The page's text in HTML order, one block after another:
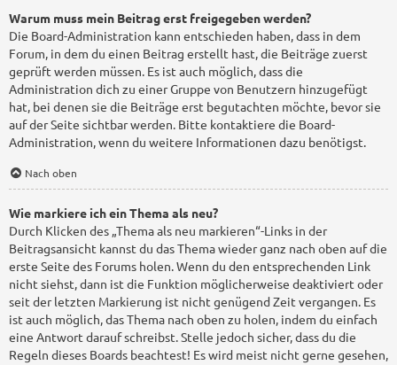
Warum muss mein Beitrag erst freigegeben werden?
Die Board-Administration kann entschieden haben, dass in dem
Forum, in dem du einen Beitrag erstellt hast, die Beiträge zuerst
geprüft werden müssen. Es ist auch möglich, dass die
Administration dich zu einer Gruppe von Benutzern hinzugefügt
hat, bei denen sie die Beiträge erst begutachten möchte, bevor sie
auf der Seite sichtbar werden. Bitte kontaktiere die Board-
Administration, wenn du weitere Informationen dazu benötigst.
Nach oben
Wie markiere ich ein Thema als neu?
Durch Klicken des „Thema als neu markieren“-Links in der
Beitragsansicht kannst du das Thema wieder ganz nach oben auf die
erste Seite des Forums holen. Wenn du den entsprechenden Link
nicht siehst, dann ist die Funktion möglicherweise deaktiviert oder
seit der letzten Markierung ist nicht genügend Zeit vergangen. Es
ist auch möglich, das Thema nach oben zu holen, indem du einfach
eine Antwort darauf schreibst. Stelle jedoch sicher, dass du die
Regeln dieses Boards beachtest! Es wird meist nicht gerne gesehen,